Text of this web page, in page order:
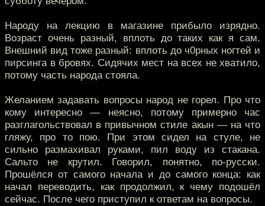
Народу на лекцию в магазине прибыло изрядно.
Возраст очень разный, вплоть до таких как я сам.
Внешний вид тоже разный: вплоть до ч0рных ногтей и
пирсинга в бровях. Сидячих мест на всех не хватило,
потому часть народа стояла.
Желанием задавать вопросы народ не горел. Про что
кому интересно — неясно, потому примерно час
разглагольствовал в привычном стиле акын — на что
гляжу, про то пою. При этом сидел на стуле, не
сильно размахивал руками, пил воду из стакана.
Сальто не крутил. Говорил, понятно, по-русски.
Прошёлся от самого начала и до самого конца: как
начал переводить, как продолжил, к чему подошёл
сейчас. После чего приступил к ответам на вопросы.